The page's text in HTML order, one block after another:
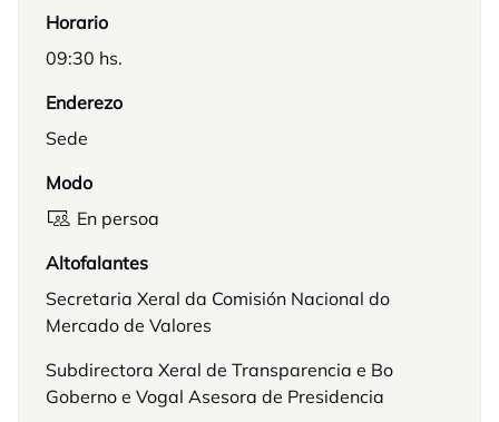
Horario
09:30 hs.
Enderezo
Sede
Modo
En persoa
Altofalantes
Secretaria Xeral da Comisión Nacional do
Mercado de Valores
Subdirectora Xeral de Transparencia e Bo
Goberno e Vogal Asesora de Presidencia